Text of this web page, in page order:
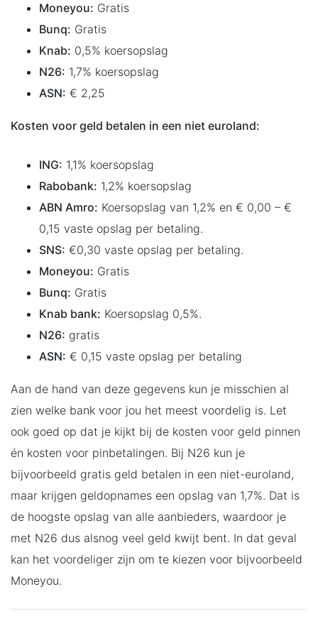
Moneyou: Gratis
Bunq: Gratis
Knab: 0,5% koersopslag
N26: 1,7% koersopslag
ASN: € 2,25
Kosten voor geld betalen in een niet euroland:
ING: 1,1% koersopslag
Rabobank: 1,2% koersopslag
ABN Amro: Koersopslag van 1,2% en € 0,00 – €
0,15 vaste opslag per betaling.
SNS: €0,30 vaste opslag per betaling.
Moneyou: Gratis
Bunq: Gratis
Knab bank: Koersopslag 0,5%.
N26: gratis
ASN: € 0,15 vaste opslag per betaling
Aan de hand van deze gegevens kun je misschien al
zien welke bank voor jou het meest voordelig is. Let
ook goed op dat je kijkt bij de kosten voor geld pinnen
én kosten voor pinbetalingen. Bij N26 kun je
bijvoorbeeld gratis geld betalen in een niet-euroland,
maar krijgen geldopnames een opslag van 1,7%. Dat is
de hoogste opslag van alle aanbieders, waardoor je
met N26 dus alsnog veel geld kwijt bent. In dat geval
kan het voordeliger zijn om te kiezen voor bijvoorbeeld
Moneyou.